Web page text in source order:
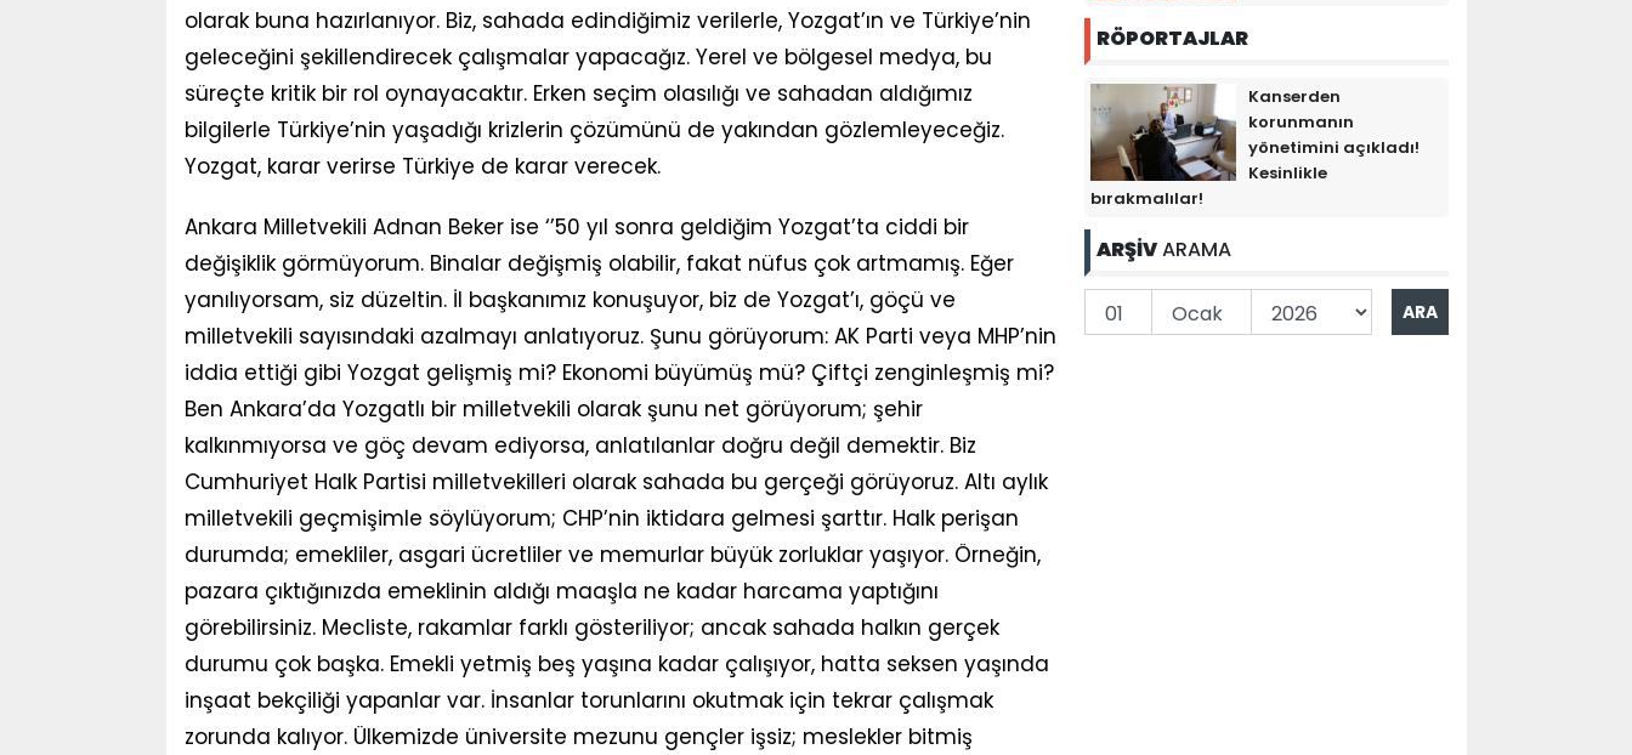
olarak buna hazırlanıyor. Biz, sahada edindiğimiz verilerle, Yozgat’ın ve Türkiye’nin
geleceğini şekillendirecek çalışmalar yapacağız. Yerel ve bölgesel medya, bu
süreçte kritik bir rol oynayacaktır. Erken seçim olasılığı ve sahadan aldığımız
bilgilerle Türkiye’nin yaşadığı krizlerin çözümünü de yakından gözlemleyeceğiz.
Yozgat, karar verirse Türkiye de karar verecek.
Ankara Milletvekili Adnan Beker ise ‘’50 yıl sonra geldiğim Yozgat’ta ciddi bir
değişiklik görmüyorum. Binalar değişmiş olabilir, fakat nüfus çok artmamış. Eğer
yanılıyorsam, siz düzeltin. İl başkanımız konuşuyor, biz de Yozgat’ı, göçü ve
milletvekili sayısındaki azalmayı anlatıyoruz. Şunu görüyorum: AK Parti veya MHP’nin
iddia ettiği gibi Yozgat gelişmiş mi? Ekonomi büyümüş mü? Çiftçi zenginleşmiş mi?
Ben Ankara’da Yozgatlı bir milletvekili olarak şunu net görüyorum; şehir
kalkınmıyorsa ve göç devam ediyorsa, anlatılanlar doğru değil demektir. Biz
Cumhuriyet Halk Partisi milletvekilleri olarak sahada bu gerçeği görüyoruz. Altı aylık
milletvekili geçmişimle söylüyorum; CHP’nin iktidara gelmesi şarttır. Halk perişan
durumda; emekliler, asgari ücretliler ve memurlar büyük zorluklar yaşıyor. Örneğin,
pazara çıktığınızda emeklinin aldığı maaşla ne kadar harcama yaptığını
görebilirsiniz. Mecliste, rakamlar farklı gösteriliyor; ancak sahada halkın gerçek
durumu çok başka. Emekli yetmiş beş yaşına kadar çalışıyor, hatta seksen yaşında
inşaat bekçiliği yapanlar var. İnsanlar torunlarını okutmak için tekrar çalışmak
zorunda kalıyor. Ülkemizde üniversite mezunu gençler işsiz; meslekler bitmiş
RÖPORTAJLAR
Kanserden
korunmanın
yönetimini açıkladı!
Kesinlikle
bırakmalılar!
ARŞİVARAMA